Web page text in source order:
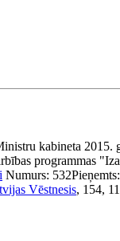
kabineta 2015.
programmas
Numurs: 532Pieņemts:
Vēstnesis, 154,